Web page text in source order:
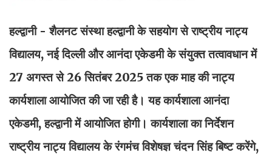
हल्द्वानी - शैलनट संस्था हल्द्वानी के सहयोग से राष्ट्रीय नाट्य
विद्यालय, नई दिल्ली और आनंदा एकेडमी के संयुक्त तत्वावधान में
27 अगस्त से 26 सितंबर 2025 तक एक माह की नाट्य
कार्यशाला आयोजित की जा रही है। यह कार्यशाला आनंदा
एकेडमी, हल्द्वानी में आयोजित होगी। कार्यशाला का निर्देशन
राष्ट्रीय नाट्य विद्यालय के रंगमंच विशेषज्ञ चंदन सिंह बिष्ट करेंगे,